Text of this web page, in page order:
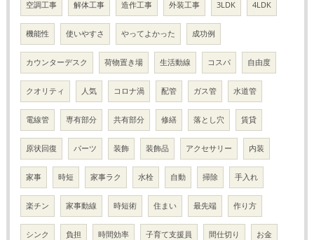
空調工事 解体工事 造作工事 外装工事 3LDK 4LDK
機能性 使いやすさ やってよかった 成功例
カウンターデスク 荷物置き場 生活動線 コスパ 自由度
クオリティ 人気 コロナ渦 配管 ガス管 水道管
電線管 専有部分 共有部分 修繕 落とし穴 賃貸
原状回復 パーツ 装飾 装飾品 アクセサリー 内装
家事 時短 家事ラク 水栓 自動 掃除 手入れ
楽チン 家事動線 時短術 住まい 最先端 作り方
シンク 負担 時間効率 子育て支援員 間仕切り お金